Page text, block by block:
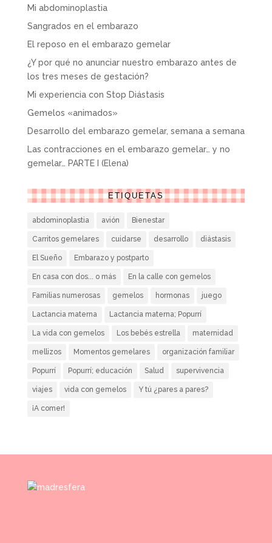
Mi abdominoplastia
Sangrados en el embarazo
El reposo en el embarazo gemelar
¿Y por qué no anunciar nuestro embarazo antes de
los tres meses de gestación?
Mi experiencia con Stop Diástasis
Gemelos «animados»
Desarrollo del embarazo gemelar, semana a semana
Las contracciones en el embarazo gemelar… y no
gemelar… PARTE I (Elena)
ETIQUETAS
abdominoplastia avión Bienestar
Carritos gemelares cuidarse desarrollo diástasis
El Sueño Embarazo y postparto
En casa con dos... o más En la calle con gemelos
Familias numerosas gemelos hormonas juego
Lactancia materna Lactancia materna; Popurrí
La vida con gemelos Los bebés estrella maternidad
mellizos Momentos gemelares organización familiar
Popurrí Popurrí; educación Salud supervivencia
viajes vida con gemelos Y tú ¿pares a pares?
¡A comer!